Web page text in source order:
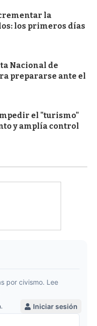
la
los primeros días
Nacional de
prepararse ante el
el "turismo"
y amplía control